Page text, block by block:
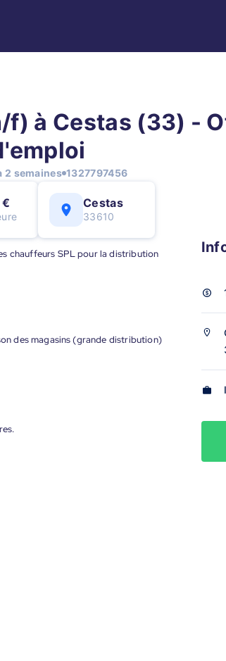
f) à Cestas (33) -
2 semaines 1327797456
Cestas
33610
chauffeurs SPL pour la distribution
des magasins (grande distribution)